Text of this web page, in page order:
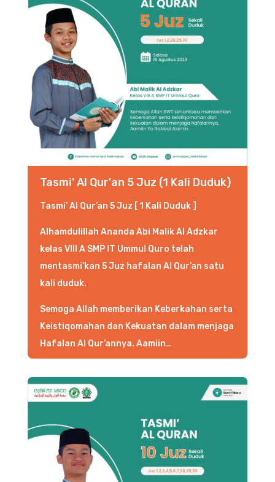
Tasmi' Al Qur'an 5 Juz (1 Kali Duduk)
Tasmi’ Al Qur’an 5 Juz [ 1 Kali Duduk ]
Alhamdulillah Ananda Abi Malik Al Adzkar
kelas VIII A SMP IT Ummul Quro telah
mentasmi’kan 5 Juz hafalan Al Qur’an satu
kali duduk.
Semoga Allah memberikan Keberkahan serta
Keistiqomahan dan Kekuatan dalam menjaga
Hafalan Al Qur’annya. Aamiin…